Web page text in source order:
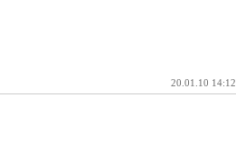
20.01.10 14:12